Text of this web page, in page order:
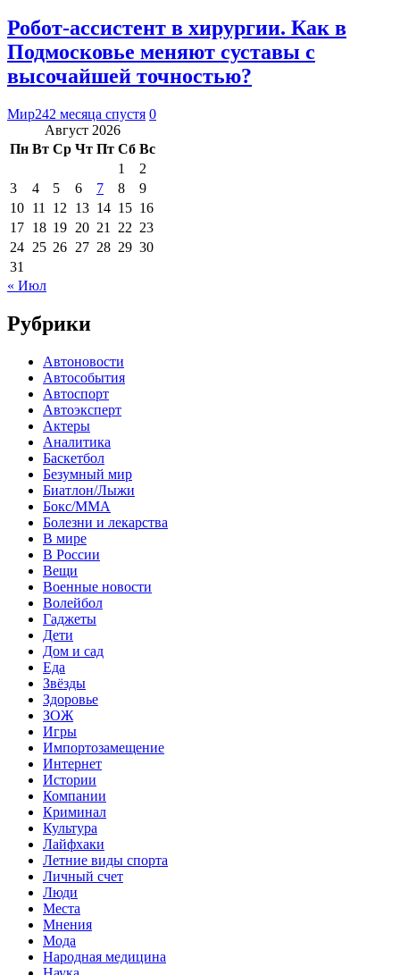
Робот-ассистент в хирургии. Как в
Подмосковье меняют суставы с
высочайшей точностью?
Мир242 месяца спустя 0
Август 2026
Пн Вт Ср Чт Пт Сб Вс
1
2
3
4 5 6 7 8
9
10 11 12 13 14 15 16
17 18 19 20 21 22 23
24 25 26 27 28 29 30
31
« Июл
Рубрики
Автоновости
Автособытия
Автоспорт
Автоэксперт
Актеры
Аналитика
Баскетбол
Безумный мир
Биатлон/Лыжи
Бокс/MMA
Болезни и лекарства
В мире
В России
Вещи
Военные новости
Волейбол
Гаджеты
Дети
Дом и сад
Еда
Звёзды
Здоровье
ЗОЖ
Игры
Импортозамещение
Интернет
Истории
Компании
Криминал
Культура
Лайфхаки
Летние виды спорта
Личный счет
Люди
Места
Мнения
Мода
Народная медицина